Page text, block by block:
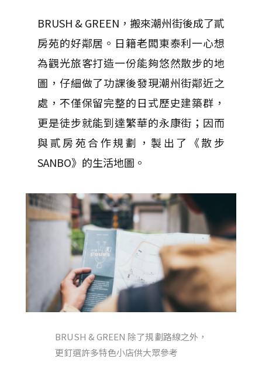
BRUSH & GREEN，搬來潮州街後成了貳
房苑的好鄰居。日籍老闆東泰利一心想
為觀光旅客打造一份能夠悠然散步的地
圖，仔細做了功課後發現潮州街鄰近之
處，不僅保留完整的日式歷史建築群，
更是徒步就能到達繁華的永康街；因而
與貳房苑合作規劃，製出了《散步
SANBO》的生活地圖。
BRUSH & GREEN 除了規劃路線之外，
更釘選許多特色小店供大眾參考